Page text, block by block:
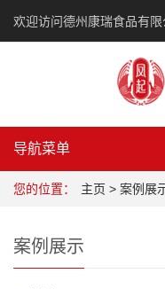
欢迎访问德州康瑞食品有限
导航菜单
您的位置： 主页 > 案例展
案例展示